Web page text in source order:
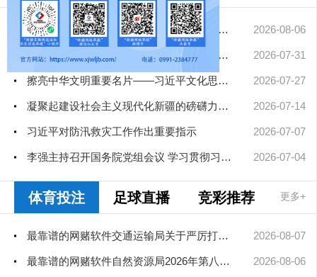
软件要闻 中央网信办从严处置一批违规网络娱乐团播账号 2026-08-06
中国人民大学、民族大学、政法大学、公安大学、北影、北大人民医... 2026-07-31
擦亮中华文明重要名片——习近平文化思想引领中国世界遗产申报保... 2026-07-27
凝聚起建设社会主义现代化新疆的磅礴力量——新疆各地认真学习贯... 2026-07-14
习近平对防汛救灾工作作出重要指示 2026-07-07
李强主持召开国务院党组会议 学习贯彻习近平总书记在庆祝中国共产... 2026-07-04
体育投注 足球直播 竞彩推荐 更多+
最靠谱的网赌软件交通运输局关于严厉打击非法营运车辆的公告 2026-08-07
最靠谱的网赌软件自然资源局2026年第八次、第九次局长办公会审查通过矿业... 2026-08-06